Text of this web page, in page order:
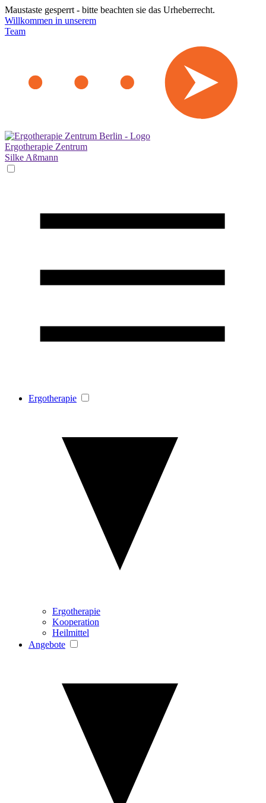
Maustaste gesperrt - bitte beachten sie das Urheberrecht.
Willkommen in unserem
Team
Ergotherapie Zentrum
Silke Aßmann
Ergotherapie
Ergotherapie
Kooperation
Heilmittel
Angebote